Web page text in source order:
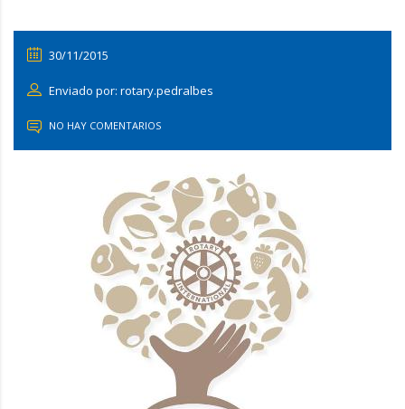
30/11/2015
Enviado por: rotary.pedralbes
NO HAY COMENTARIOS